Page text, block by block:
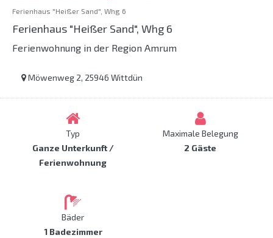
Ferienhaus "Heißer Sand", Whg 6
Ferienhaus "Heißer Sand", Whg 6
Ferienwohnung in der Region Amrum
Möwenweg 2, 25946 Wittdün
Typ
Ganze Unterkunft /
Ferienwohnung
Maximale Belegung
2 Gäste
Bäder
1 Badezimmer